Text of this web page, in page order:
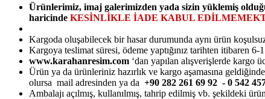
Ürünlerimiz, imaj galerimizden yada sizin yüklemiş
haricinde KESİNLİKLE İADE KABUL
Kargoda oluşabilecek bir hasar durumunda aynı ürün
Kargoya teslimat süresi, ödeme yaptığınız tarihten itibaren
www.karahanresim.com ‘dan yapılan alışverişlerde kargo
Ürün ya da ürünleriniz hazırlık ve kargo aşamasına
olursa mail adresinden ya da +90 282 261 69 92 - 0 542
Ambalajı açılmış, kullanılmış, tahrip edilmiş vb. şekildeki